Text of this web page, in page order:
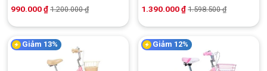
990.000₫ 1.200.000₫
1.390.000₫ 1.598.500₫
Giảm 13% Giảm 12%